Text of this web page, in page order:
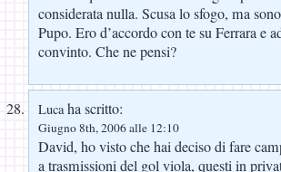
considerata nulla. Scusa lo sfogo, ma
Pupo. Ero d’accordo con te su Ferrara e
convinto. Che ne pensi?
Lucaha scritto:
Giugno 8th, 2006 alle 12:10
David, ho visto che hai deciso di fare
a trasmissioni del gol viola, questi in